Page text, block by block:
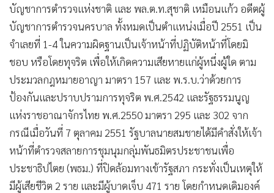
• Green Innovation & SD
• Management & HR
• MGR Live
• Infographic
• การเมือง
ท่องเที่ยว
กีฬา
ต่างประเทศ
• Special Scoop
• เศรษฐกิจ-ธุรกิจ
บัญชาการตำรวจแห่งชาติ และ พล.ต.ท.สุชาติ เหมือนแก้ว อดีตผู้
บัญชาการตำรวจนครบาล ทั้งหมดเป็นตำแหน่งเมื่อปี 2551 เป็น
จำเลยที่ 1-4 ในความผิดฐานเป็นเจ้าหน้าที่ปฏิบัติหน้าที่โดยมิ
ชอบ หรือโดยทุจริต เพื่อให้เกิดความเสียหายแก่ผู้หนึ่งผู้ใด ตาม
ประมวลกฎหมายอาญา มาตรา 157 และ พ.ร.บ.ว่าด้วยการ
ป้องกันและปราบปรามการทุจริต พ.ศ.2542 และรัฐธรรมนูญ
แห่งราชอาณาจักรไทย พ.ศ.2550 มาตรา 295 และ 302 จาก
กรณีเมื่อวันที่ 7 ตุลาคม 2551 รัฐบาลนายสมชายได้มีคำสั่งให้เจ้า
หน้าที่ตำรวจสลายการชุมนุมกลุ่มพันธมิตรประชาชนเพื่อ
ประชาธิปไตย (พธม.) ที่ปิดล้อมทางเข้ารัฐสภา กระทั่งเป็นเหตุให้
มีผู้เสียชีวิต 2 ราย และมีผู้บาดเจ็บ 471 ราย โดยกำหนดเดิมองค์